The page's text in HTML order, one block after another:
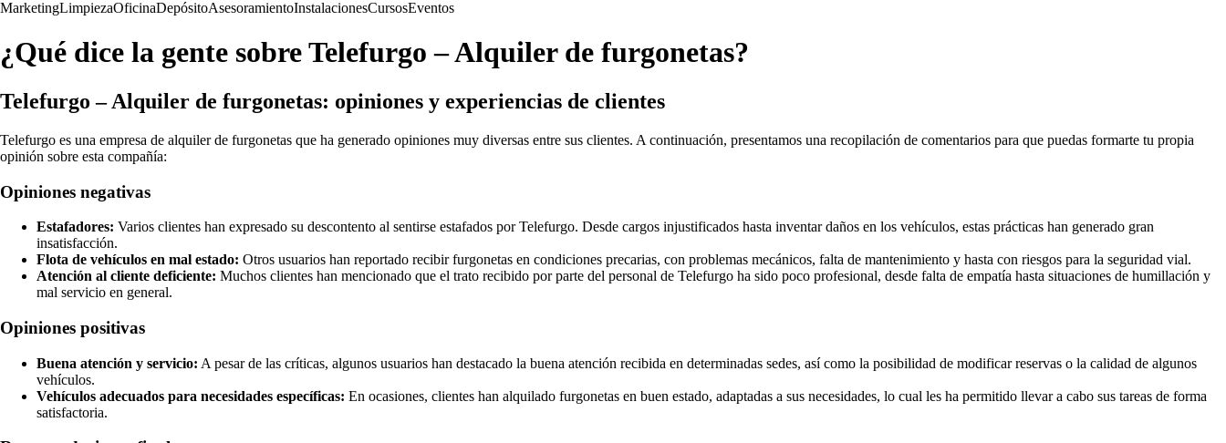
MarketingLimpiezaOficinaDepósitoAsesoramientoInstalacionesCursosEventos
¿Qué dice la gente sobre Telefurgo – Alquiler de furgonetas?
Telefurgo – Alquiler de furgonetas: opiniones y experiencias de clientes
Telefurgo es una empresa de alquiler de furgonetas que ha generado opiniones muy diversas entre sus clientes. A continuación, presentamos una recopilación de comentarios para que puedas formarte tu propia
opinión sobre esta compañía:
Opiniones negativas
Estafadores: Varios clientes han expresado su descontento al sentirse estafados por Telefurgo. Desde cargos injustificados hasta inventar daños en los vehículos, estas prácticas han generado gran
insatisfacción.
Flota de vehículos en mal estado: Otros usuarios han reportado recibir furgonetas en condiciones precarias, con problemas mecánicos, falta de mantenimiento y hasta con riesgos para la seguridad vial.
Atención al cliente deficiente: Muchos clientes han mencionado que el trato recibido por parte del personal de Telefurgo ha sido poco profesional, desde falta de empatía hasta situaciones de humillación y
mal servicio en general.
Opiniones positivas
Buena atención y servicio: A pesar de las críticas, algunos usuarios han destacado la buena atención recibida en determinadas sedes, así como la posibilidad de modificar reservas o la calidad de algunos
vehículos.
Vehículos adecuados para necesidades específicas: En ocasiones, clientes han alquilado furgonetas en buen estado, adaptadas a sus necesidades, lo cual les ha permitido llevar a cabo sus tareas de forma
satisfactoria.